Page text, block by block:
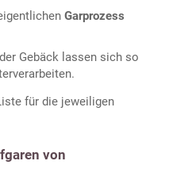
Garprozess
Gebäck lassen sich so
für die jeweiligen
von